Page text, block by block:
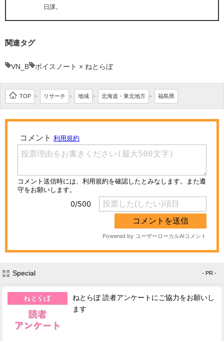
日課。
関連タグ
VN_B ボイスノート × ねとらぼ
TOP > リサーチ > 地域 > 北海道・東北地方 > 福島県
Special - PR -
ねとらぼ 読者アンケートにご協力をお願いし
ます